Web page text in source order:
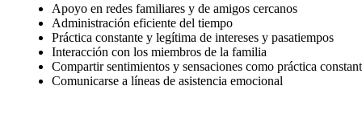
Apoyo en redes familiares y de amigos cercanos
Administración eficiente del tiempo
Práctica constante y legítima de intereses y pasatiempos
Interacción con los miembros de la familia
Compartir sentimientos y sensaciones como práctica
Comunicarse a líneas de asistencia emocional